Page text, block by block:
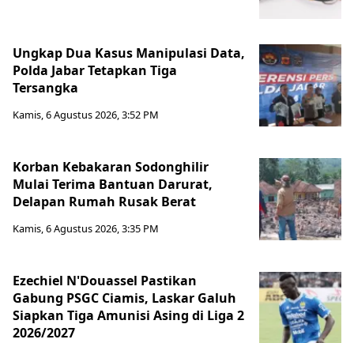
Ungkap Dua Kasus Manipulasi Data,
Polda Jabar Tetapkan Tiga
Tersangka
Kamis, 6 Agustus 2026, 3:52 PM
Korban Kebakaran Sodonghilir
Mulai Terima Bantuan Darurat,
Delapan Rumah Rusak Berat
Kamis, 6 Agustus 2026, 3:35 PM
Ezechiel N'Douassel Pastikan
Gabung PSGC Ciamis, Laskar Galuh
Siapkan Tiga Amunisi Asing di Liga 2
2026/2027